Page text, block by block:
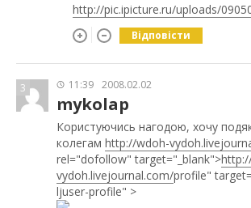
http://pic.ipicture.ru/uploads/
Відповісти
3 11:39 2008.02.02
mykolap
Користуючись нагодою, хочу
колегам http://wdoh-
rel="dofollow" target="_blank">
vydoh.livejournal.com/profile"
ljuser-profile" >